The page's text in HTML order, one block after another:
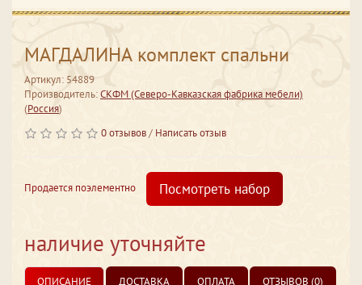
МАГДАЛИНА комплект спальни
Артикул: 54889
Производитель:СКФМ (Северо-Кавказская фабрика мебели)
(Россия)
0 отзывов/ Написать отзыв
Продается поэлементно Посмотреть набор
наличие уточняйте
ОПИСАНИЕ ДОСТАВКА ОПЛАТА ОТЗЫВОВ (0)